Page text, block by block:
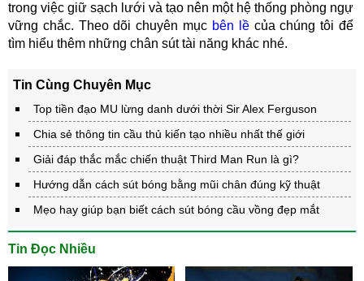
trong việc giữ sạch lưới và tạo nên một hệ thống phòng ngự
vững chắc. Theo dõi chuyên mục bên lềcủa chúng tôi để
tìm hiểu thêm những chân sút tài năng khác nhé.
Tin Cùng Chuyên Mục
Top tiền đạo MU lừng danh dưới thời Sir Alex Ferguson
Chia sẻ thông tin cầu thủ kiến tạo nhiều nhất thế giới
Giải đáp thắc mắc chiến thuật Third Man Run là gì?
Hướng dẫn cách sút bóng bằng mũi chân đúng kỹ thuật
Mẹo hay giúp bạn biết cách sút bóng cầu vồng đẹp mắt
Tin Đọc Nhiều